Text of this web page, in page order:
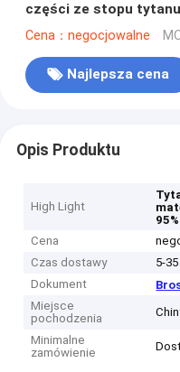
części ze stopu tytanu
Cena：negocjowalne
Najlepsza cena
Opis Produktu
High Light
Cena
Czas dostawy
5-
Dokument
Miejsce
pochodzenia
Minimalne
zamówienie